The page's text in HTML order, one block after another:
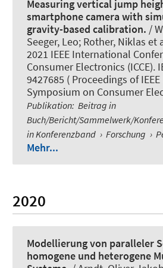
Measuring vertical jump
smartphone camera with
gravity-based calibration. /
Seeger, Leo; Rother, Niklas et
2021 IEEE International
Consumer Electronics (ICCE).
9427685 ( Proceedings of
Symposium on Consumer
Publikation: Beitrag in
Buch/Bericht/Sammelwerk/
in Konferenzband › Forschung ›
Mehr...
2020
Modellierung von paralleler
homogene und heterogene